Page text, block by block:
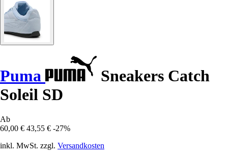
Puma
Sneakers Catch
Soleil SD
Ab
60,00 € 43,55 € -27%
inkl. MwSt. zzgl. Versandkosten